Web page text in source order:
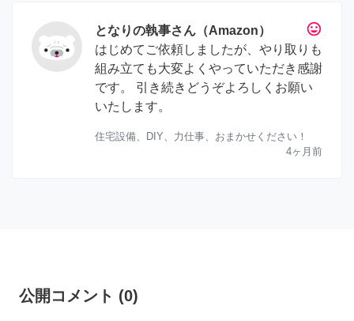
tag_faces
となりの執事さん（Amazon）
はじめてご依頼しましたが、やり取りも
組み立ても大変よくやっていただき感謝
です。 引き続きどうぞよろしくお願い
いたします。
住宅設備、DIY、力仕事、おまかせください！
4ヶ月前
公開コメント (0)